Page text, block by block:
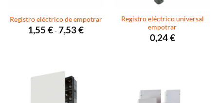
Registro eléctrico de empotrar
1,55 €- 7,53€Rango
de
Registro eléctrico universal
empotrar
0,24€